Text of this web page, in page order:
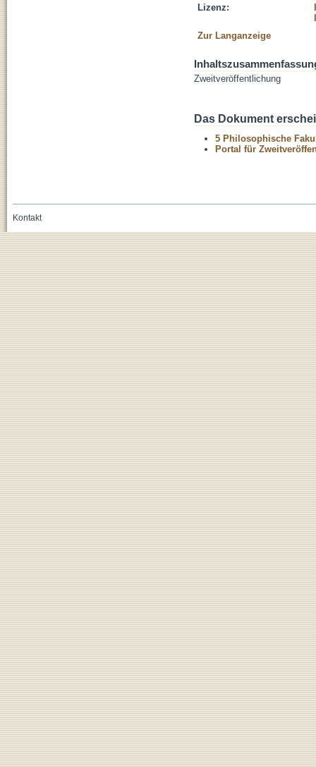
Lizenz:
Zur Langanzeige
Zweitveröffentlichung
Das Dokument
5 Philosophische
Portal für
Kontakt